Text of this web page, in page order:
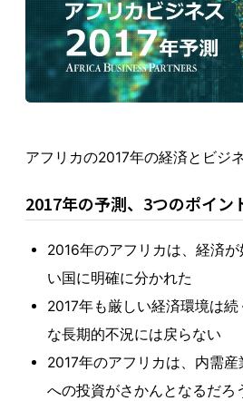
アフリカの2017年の経済とビジ
2017年の予測、3つのポイン
2016年のアフリカは、経済
い国に明確に分かれた
2017年も厳しい経済環境は
な長期的不況には戻らない
2017年のアフリカは、内需
への投資がさかんとなるだろ